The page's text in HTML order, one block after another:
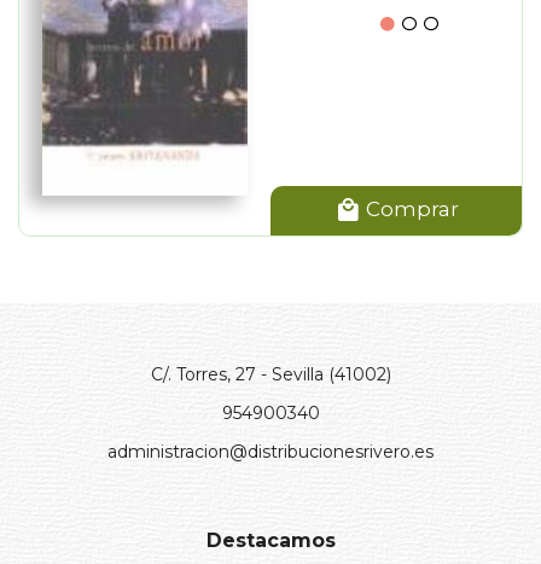
Comprar
C/. Torres, 27 - Sevilla (41002)
954900340
administracion@distribucionesrivero.es
Destacamos